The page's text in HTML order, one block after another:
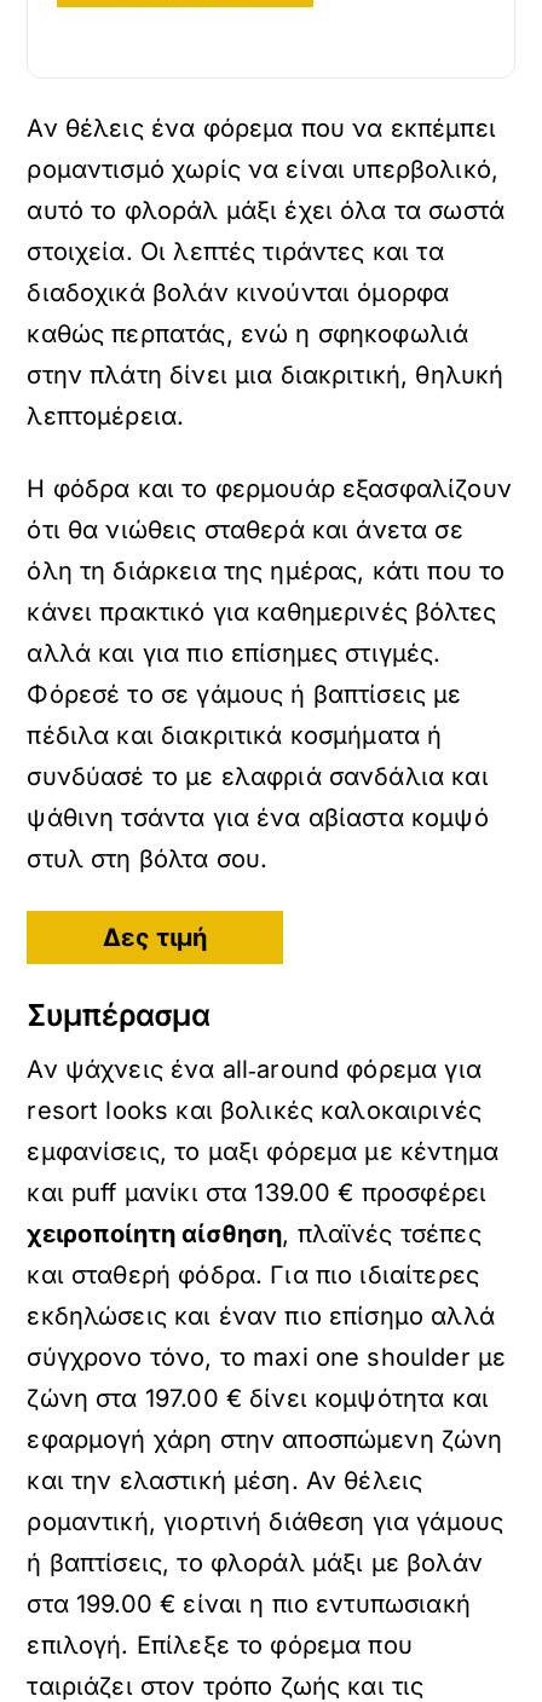
Αν θέλεις ένα φόρεμα που να εκπέμπει
ρομαντισμό χωρίς να είναι υπερβολικό,
αυτό το φλοράλ μάξι έχει όλα τα σωστά
στοιχεία. Οι λεπτές τιράντες και τα
διαδοχικά βολάν κινούνται όμορφα
καθώς περπατάς, ενώ η σφηκοφωλιά
στην πλάτη δίνει μια διακριτική, θηλυκή
λεπτομέρεια.
Η φόδρα και το φερμουάρ εξασφαλίζουν
ότι θα νιώθεις σταθερά και άνετα σε
όλη τη διάρκεια της ημέρας, κάτι που το
κάνει πρακτικό για καθημερινές βόλτες
αλλά και για πιο επίσημες στιγμές.
Φόρεσέ το σε γάμους ή βαπτίσεις με
πέδιλα και διακριτικά κοσμήματα ή
συνδύασέ το με ελαφριά σανδάλια και
ψάθινη τσάντα για ένα αβίαστα κομψό
στυλ στη βόλτα σου.
Δες τιμή
Συμπέρασμα
Αν ψάχνεις ένα all‑around φόρεμα για
resort looks και βολικές καλοκαιρινές
εμφανίσεις, το μαξι φόρεμα με κέντημα
και puff μανίκι στα 139.00 € προσφέρει
χειροποίητη αίσθηση, πλαϊνές τσέπες
και σταθερή φόδρα. Για πιο ιδιαίτερες
εκδηλώσεις και έναν πιο επίσημο αλλά
σύγχρονο τόνο, το maxi one shoulder με
ζώνη στα 197.00 € δίνει κομψότητα και
εφαρμογή χάρη στην αποσπώμενη ζώνη
και την ελαστική μέση. Αν θέλεις
ρομαντική, γιορτινή διάθεση για γάμους
ή βαπτίσεις, το φλοράλ μάξι με βολάν
στα 199.00 € είναι η πιο εντυπωσιακή
επιλογή. Επίλεξε το φόρεμα που
ταιριάζει στον τρόπο ζωής και τις